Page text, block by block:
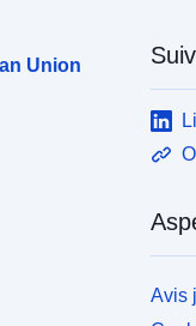
Union
Avis